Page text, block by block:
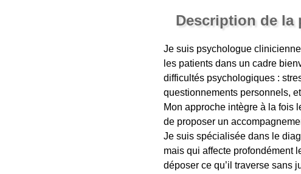
Description de la
Je suis psychologue
les patients dans un cadre
difficultés psychologiques :
questionnements personnels,
Mon approche intègre à la fois
de proposer un
Je suis spécialisée dans le
mais qui affecte profondément
déposer ce qu’il traverse sans